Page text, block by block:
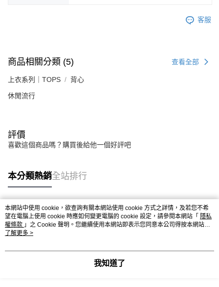
客服
商品相關分類 (5) 查看全部
上衣系列｜TOPS 背心
休閒流行
評價
喜歡這個商品嗎？購買後給他一個好評吧
本分類熱銷全站排行
熱門標籤
本網站中使用 cookie，欲查詢有關本網站使用 cookie 方式之詳情，及若您不希
望在電腦上使用 cookie 時應如何變更電腦的 cookie 設定，請參閱本網站「 隱私
權條款 」之 Cookie 聲明。您繼續使用本網站即表示您同意本公司得按本網站使
用條款之 Cookie 聲明使用 cookie。
了解更多 >
我知道了